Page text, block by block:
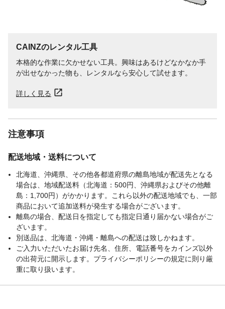
CAINZのレンタル工具
本格的な作業に欠かせない工具。興味はあるけどなかなか手
が出せなかった物も、レンタルなら安心して試せます。
詳しく見る
注意事項
配送地域・送料について
北海道、沖縄県、その他各都道府県の離島地域が配送先となる
場合は、地域配送料（北海道：500円、沖縄県およびその他離
島：1,700円）がかかります。これら以外の配送地域でも、一部
商品において追加送料が発生する場合がございます。
離島の場合、配送日を指定しても指定日通り届かない場合がご
ざいます。
別送品は、北海道・沖縄・離島への配送は致しかねます。
ご入力いただいたお届け先名、住所、電話番号をカインズ以外
の出荷元に開示します。プライバシーポリシーの規定に則り厳
重に取り扱います。